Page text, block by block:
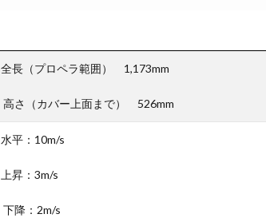
全長（プロペラ範囲） 1,173mm
高さ（カバー上面まで） 526mm
水平：10m/s
上昇：3m/s
下降：2m/s